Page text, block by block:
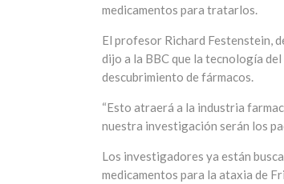
medicamentos para tratarlos.
El profesor Richard Festenstein,
dijo a la BBC que la tecnología
descubrimiento de fármacos.
“Esto atraerá a la industria
nuestra investigación serán los
Los investigadores ya están
medicamentos para la ataxia de